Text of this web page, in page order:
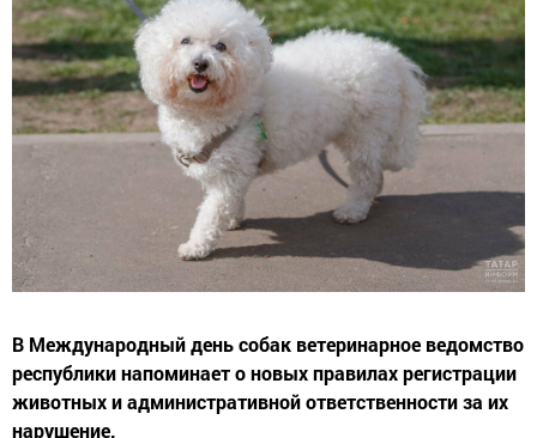
В Международный день собак ветеринарное ведомство
республики напоминает о новых правилах регистрации
животных и административной ответственности за их
нарушение.